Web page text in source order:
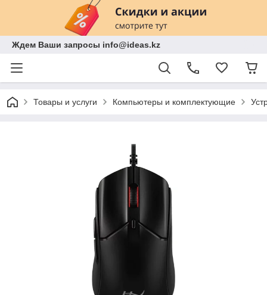
Ждем Ваши запросы info@ideas.kz
Товары и услуги Компьютеры и комплектующие